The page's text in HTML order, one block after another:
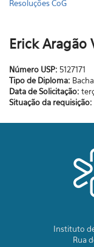
Resoluções CoG
Erick Aragão
Número USP: 5127171
Tipo de Diploma:
Data de Solicitação:
Situação da requisição:
Instituto
Rua